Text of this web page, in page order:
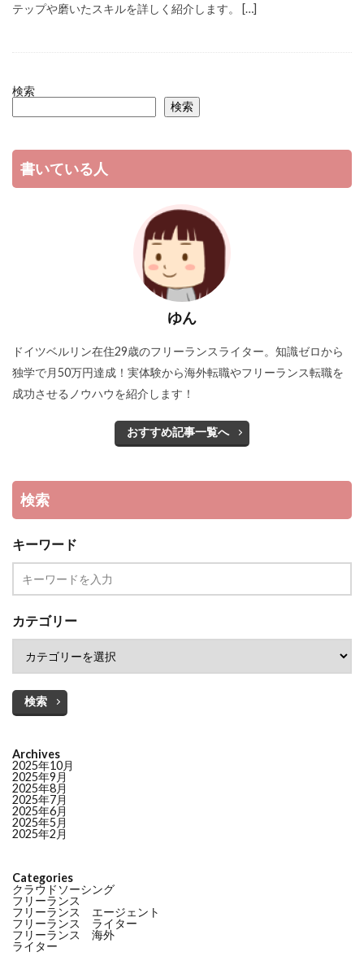
テップや磨いたスキルを詳しく紹介します。 […]
検索
検索
書いている人
ゆん
ドイツベルリン在住29歳のフリーランスライター。知識ゼロから
独学で月50万円達成！実体験から海外転職やフリーランス転職を
成功させるノウハウを紹介します！
おすすめ記事一覧へ
検索
キーワード
カテゴリー
検索
Archives
2025年10月
2025年9月
2025年8月
2025年7月
2025年6月
2025年5月
2025年2月
Categories
クラウドソーシング
フリーランス
フリーランス エージェント
フリーランス ライター
フリーランス 海外
ライター